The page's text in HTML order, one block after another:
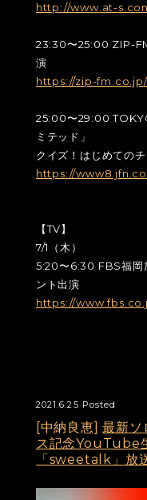
http://www.at-
23:30〜25:00 ZIP-
演
https://zip-
25:00〜29:00
ミテッド」
クイズ！はじめての
https://
【TV】
7/1（木）
5:20〜6:30 FBS福岡
ント出演
https://
2021.6.25 Posted
[中納良恵]最新ソ
ス記念YouTube
「sweetalk」放